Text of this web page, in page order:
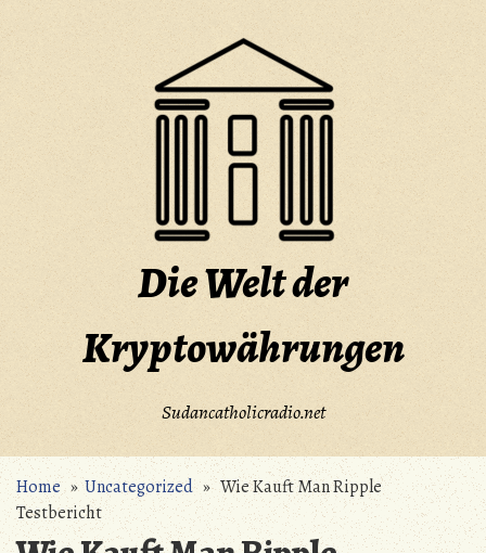
to
Die Welt der
Kryptowährungen
Sudancatholicradio.net
Home»Uncategorized» Wie Kauft Man Ripple
Testbericht